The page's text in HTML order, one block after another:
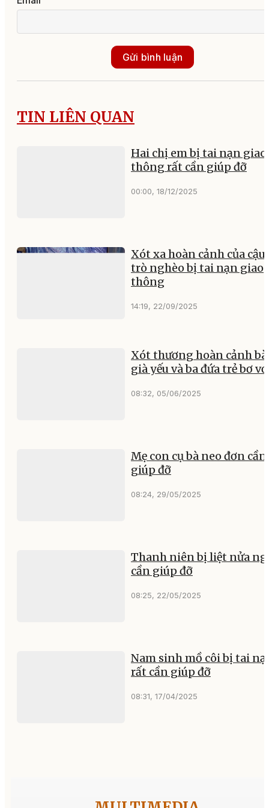
Gửi bình luận
TIN LIÊN QUAN
Hai chị em bị tai nạn giao
thông rất cần giúp đỡ
00:00, 18/12/2025
Xót xa hoàn cảnh của cậu
trò nghèo bị tai nạn giao
thông
14:19, 22/09/2025
Xót thương hoàn cảnh
già yếu và ba đứa trẻ bơ vơ
08:32, 05/06/2025
Mẹ con cụ bà neo đơn cần
giúp đỡ
08:24, 29/05/2025
Thanh niên bị liệt nửa
cần giúp đỡ
08:25, 22/05/2025
Nam sinh mồ côi bị tai
rất cần giúp đỡ
08:31, 17/04/2025